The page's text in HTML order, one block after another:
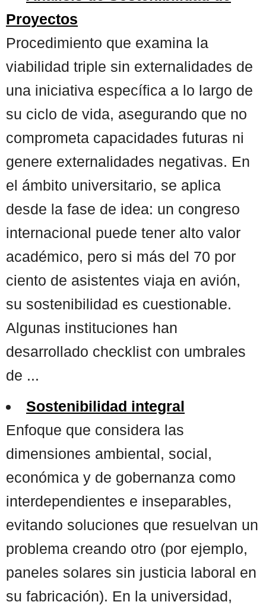
Proyectos
Procedimiento que examina la
viabilidad triple sin externalidades de
una iniciativa específica a lo largo de
su ciclo de vida, asegurando que no
comprometa capacidades futuras ni
genere externalidades negativas. En
el ámbito universitario, se aplica
desde la fase de idea: un congreso
internacional puede tener alto valor
académico, pero si más del 70 por
ciento de asistentes viaja en avión,
su sostenibilidad es cuestionable.
Algunas instituciones han
desarrollado checklist con umbrales
de ...
Sostenibilidad integral
Enfoque que considera las
dimensiones ambiental, social,
económica y de gobernanza como
interdependientes e inseparables,
evitando soluciones que resuelvan un
problema creando otro (por ejemplo,
paneles solares sin justicia laboral en
su fabricación). En la universidad,